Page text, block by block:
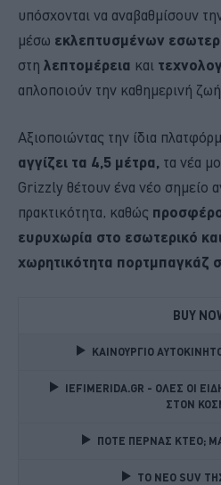
υπόσχονται να αναβαθμίσουν
μέσω εκλεπτυσμένων
στη λεπτομέρεια και
απλοποιούν την καθημερινή ζωή.
Αξιοποιώντας την ίδια
αγγίζει τα 4,5 μέτρα, τα νέα
Grizzly θέτουν ένα νέο σημείο
πρακτικότητα, καθώς
ευρυχωρία στο εσωτερικό
χωρητικότητα πορτμπαγκάζ
BUY
ΚΑΙΝΟΥΡΓΙΟ
IEFIMERIDA.GR - ΟΛΕΣ ΟΙ
ΣΤΟΝ
ΠΟΤΕ ΠΕΡΝΑΣ ΚΤΕΟ;
TO NEO SUV